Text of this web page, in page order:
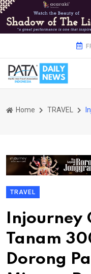
Home TRAVEL
TRAVEL
Injourney
Tanam
Dorong